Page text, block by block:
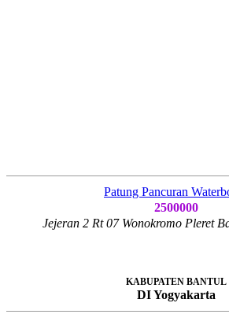
Patung Pancuran
2500000
Jejeran 2 Rt 07 Wonokromo Pleret
KABUPATEN BANTUL
DI Yogyakarta